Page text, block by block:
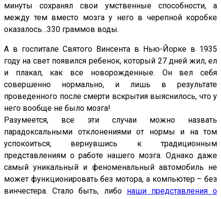
минуты сохранял свои умственные способности, а
между тем вместо мозга у него в черепной коробке
оказалось…330 граммов воды.
А в госпитале Святого Винсента в Нью-Йорке в 1935
году на свет появился ребенок, который 27 дней жил, ел
и плакал, как все новорожденные. Он вел себя
совершенно нормально, и лишь в результате
проведенного после смерти вскрытия выяснилось, что у
него вообще не было мозга!
Разумеется, все эти случаи можно назвать
парадоксальными отклонениями от нормы и на том
успокоиться, вернувшись к традиционным
представлениям о работе нашего мозга. Однако даже
самый уникальный и феноменальный автомобиль не
может функционировать без мотора, а компьютер – без
винчестера. Стало быть, либо наши представления о